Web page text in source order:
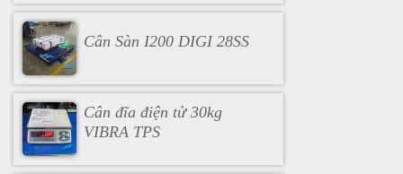
Cân Sàn I200 DIGI 28SS
Cân đĩa điện tử 30kg
VIBRA TPS